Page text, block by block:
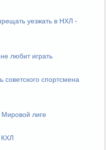
уезжать в НХЛ -
любит играть
спортсмена
лиге